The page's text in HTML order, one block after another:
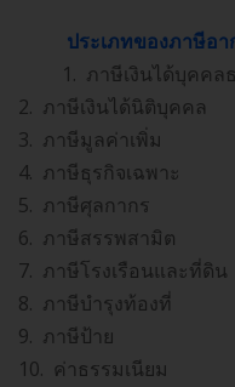
ประเภทของภาษีอา
1. ภาษีเงินได้บุคคลธ
2. ภาษีเงินได้นิติบุคคล
3. ภาษีมูลค่าเพิ่ม
4. ภาษีธุรกิจเฉพาะ
5. ภาษีศุลกากร
6. ภาษีสรรพสามิต
7. ภาษีโรงเรือนและที่ดิน
8. ภาษีบำรุงท้องที่
9. ภาษีป้าย
10. ค่าธรรมเนียม